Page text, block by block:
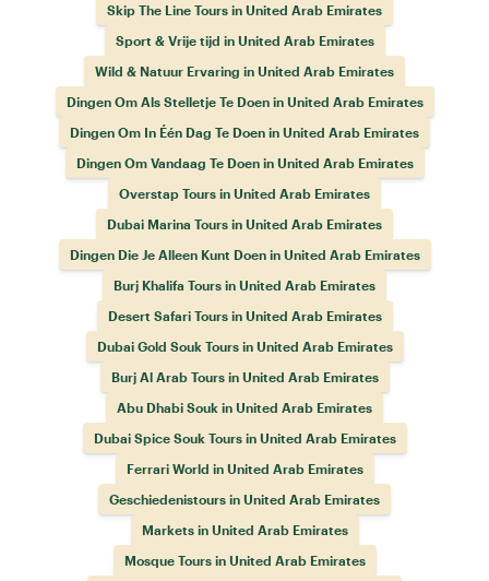
Skip The Line Tours in United Arab Emirates
Sport & Vrije tijd in United Arab Emirates
Wild & Natuur Ervaring in United Arab Emirates
Dingen Om Als Stelletje Te Doen in United Arab Emirates
Dingen Om In Één Dag Te Doen in United Arab Emirates
Dingen Om Vandaag Te Doen in United Arab Emirates
Overstap Tours in United Arab Emirates
Dubai Marina Tours in United Arab Emirates
Dingen Die Je Alleen Kunt Doen in United Arab Emirates
Burj Khalifa Tours in United Arab Emirates
Desert Safari Tours in United Arab Emirates
Dubai Gold Souk Tours in United Arab Emirates
Burj Al Arab Tours in United Arab Emirates
Abu Dhabi Souk in United Arab Emirates
Dubai Spice Souk Tours in United Arab Emirates
Ferrari World in United Arab Emirates
Geschiedenistours in United Arab Emirates
Markets in United Arab Emirates
Mosque Tours in United Arab Emirates